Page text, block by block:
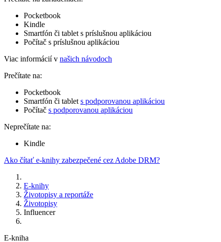
Pocketbook
Kindle
Smartfón či tablet s príslušnou aplikáciou
Počítač s príslušnou aplikáciou
Viac informácií v našich návodoch
Prečítate na:
Pocketbook
Smartfón či tablet s podporovanou aplikáciou
Počítač s podporovanou aplikáciou
Neprečítate na:
Kindle
Ako čítať e-knihy zabezpečené cez Adobe DRM?
E-knihy
Životopisy a reportáže
Životopisy
Influencer
E-kniha